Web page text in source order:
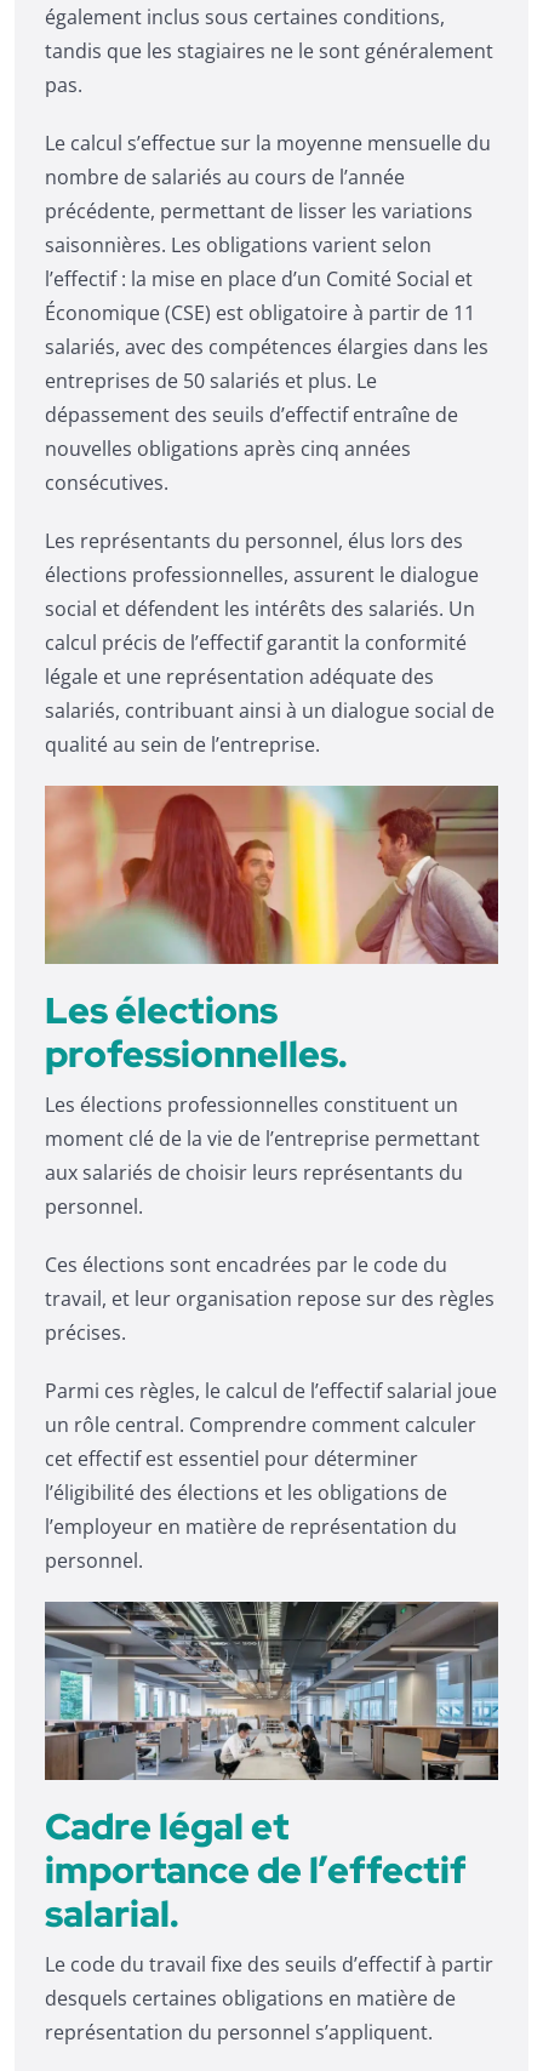
également inclus sous certaines conditions,
tandis que les stagiaires ne le sont généralement
pas.
Le calcul s’effectue sur la moyenne mensuelle du
nombre de salariés au cours de l’année
précédente, permettant de lisser les variations
saisonnières. Les obligations varient selon
l’effectif : la mise en place d’un Comité Social et
Économique (CSE) est obligatoire à partir de 11
salariés, avec des compétences élargies dans les
entreprises de 50 salariés et plus. Le
dépassement des seuils d’effectif entraîne de
nouvelles obligations après cinq années
consécutives.
Les représentants du personnel, élus lors des
élections professionnelles, assurent le dialogue
social et défendent les intérêts des salariés. Un
calcul précis de l’effectif garantit la conformité
légale et une représentation adéquate des
salariés, contribuant ainsi à un dialogue social de
qualité au sein de l’entreprise.
Les élections
professionnelles.
Les élections professionnelles constituent un
moment clé de la vie de l’entreprise permettant
aux salariés de choisir leurs représentants du
personnel.
Ces élections sont encadrées par le code du
travail, et leur organisation repose sur des règles
précises.
Parmi ces règles, le calcul de l’effectif salarial joue
un rôle central. Comprendre comment calculer
cet effectif est essentiel pour déterminer
l’éligibilité des élections et les obligations de
l’employeur en matière de représentation du
personnel.
Cadre légal et
importance de l’effectif
salarial.
Le code du travail fixe des seuils d’effectif à partir
desquels certaines obligations en matière de
représentation du personnel s’appliquent.